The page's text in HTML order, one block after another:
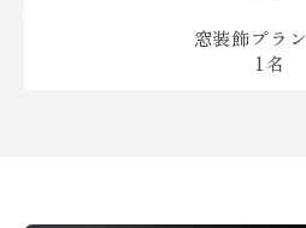
窓装飾プラ
1名